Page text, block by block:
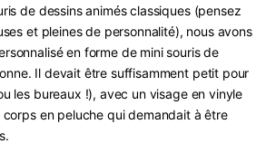
de dessins animés classiques (pensez
et pleines de personnalité), nous avons
en forme de mini souris de
Il devait être suffisamment petit pour
les bureaux !), avec un visage en vinyle
en peluche qui demandait à être